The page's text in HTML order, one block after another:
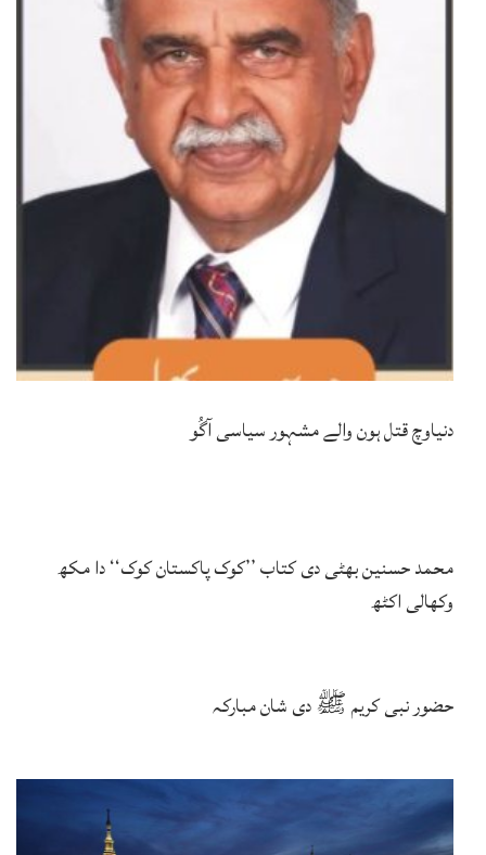
دنیاوچ قتل ہون والے مشہور سیاسی آگُو
محمد حسنین بھٹی دی کتاب ’’کوک پاکستان کوک‘‘ دا مکھ
وکھالی اکٹھ
حضور نبی کریم ﷺ دی شان مبارکہ